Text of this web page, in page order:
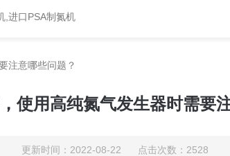
,进口PSA制氮机
注意哪些问题？
使用高纯氮气发生器时需要
更新时间：2022-08-22 点击次数：2528